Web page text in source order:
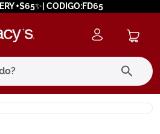
+$65✨| CODIGO:FD65